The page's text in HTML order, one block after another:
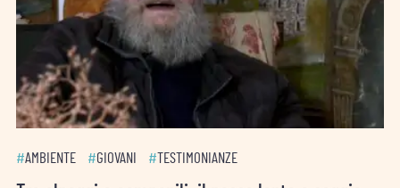
#AMBIENTE #GIOVANI #TESTIMONIANZE